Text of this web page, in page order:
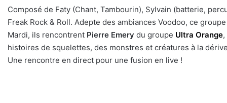
Composé de Faty (Chant, Tambourin), Sylvain (batterie,
Freak Rock & Roll. Adepte des ambiances Voodoo, ce
Mardi, ils rencontrent Pierre Emery du groupe Ultra Orange
histoires de squelettes, des monstres et créatures à la
Une rencontre en direct pour une fusion en live !